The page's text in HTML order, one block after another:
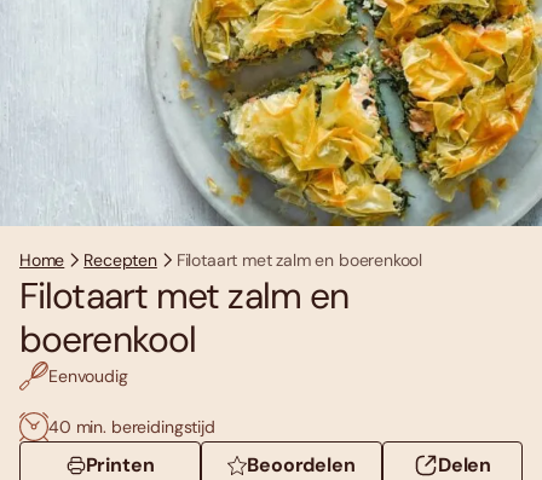
Home Recepten Filotaart met zalm en boerenkool
Filotaart met zalm en
boerenkool
Eenvoudig
40 min. bereidingstijd
Printen Beoordelen Delen